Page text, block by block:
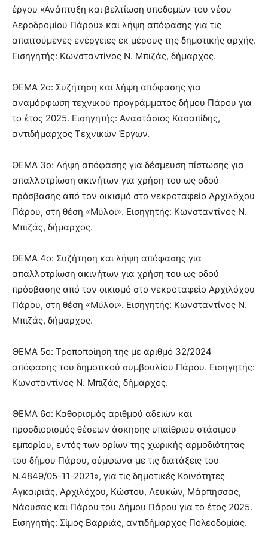
έργου «Ανάπτυξη και βελτίωση υποδομών του νέου
Αεροδρομίου Πάρου» και λήψη απόφασης για τις
απαιτούμενες ενέργειες εκ μέρους της δημοτικής αρχής.
Εισηγητής: Κωνσταντίνος Ν. Μπιζάς, δήμαρχος.
ΘΕΜΑ 2ο: Συζήτηση και λήψη απόφασης για
αναμόρφωση τεχνικού προγράμματος δήμου Πάρου για
το έτος 2025. Εισηγητής: Αναστάσιος Κασαπίδης,
αντιδήμαρχος Τεχνικών Έργων.
ΘΕΜΑ 3ο: Λήψη απόφασης για δέσμευση πίστωσης για
απαλλοτρίωση ακινήτων για χρήση του ως οδού
πρόσβασης από τον οικισμό στο νεκροταφείο Αρχιλόχου
Πάρου, στη θέση «Μύλοι». Εισηγητής: Κωνσταντίνος Ν.
Μπιζάς, δήμαρχος.
ΘΕΜΑ 4ο: Συζήτηση και λήψη απόφασης για
απαλλοτρίωση ακινήτων για χρήση του ως οδού
πρόσβασης από τον οικισμό στο νεκροταφείο Αρχιλόχου
Πάρου, στη θέση «Μύλοι». Εισηγητής: Κωνσταντίνος Ν.
Μπιζάς, δήμαρχος.
ΘΕΜΑ 5ο: Τροποποίηση της με αριθμό 32/2024
απόφασης του δημοτικού συμβουλίου Πάρου. Εισηγητής:
Κωνσταντίνος Ν. Μπιζάς, δήμαρχος.
ΘΕΜΑ 6ο: Καθορισμός αριθμού αδειών και
προσδιορισμός θέσεων άσκησης υπαίθριου στάσιμου
εμπορίου, εντός των ορίων της χωρικής αρμοδιότητας
του δήμου Πάρου, σύμφωνα με τις διατάξεις του
Ν.4849/05-11-2021», για τις δημοτικές Κοινότητες
Αγκαιριάς, Αρχιλόχου, Κώστου, Λευκών, Μάρπησσας,
Νάουσας και Πάρου του Δήμου Πάρου για το έτος 2025.
Εισηγητής: Σίμος Βαρριάς, αντιδήμαρχος Πολεοδομίας.